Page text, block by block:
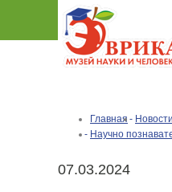
Главная
Научно
07.03.2024